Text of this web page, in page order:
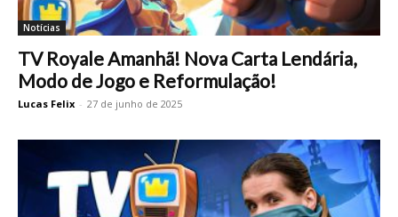
Notícias
TV Royale Amanhã! Nova Carta Lendária,
Modo de Jogo e Reformulação!
Lucas Felix - 27 de junho de 2025